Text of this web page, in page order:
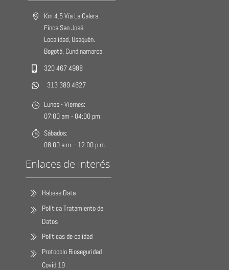
Km 4.5 Vía La Calera.
Finca San José.
Localidad, Usaquén.
Bogotá, Cundinamarca.
320 467 4988
313 389 4627
Lunes - Viernes:
07:00 am - 04:00 pm
Sábados:
08:00 a.m. - 12:00 p.m.
Enlaces de Interés
Habeas Data
Política Tratamiento de
Datos
Políticas de calidad
Protocolo Bioseguridad
Covid 19